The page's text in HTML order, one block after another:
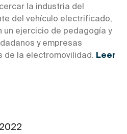
la industria del
del vehículo electrificado,
un ejercicio de pedagogía y
y empresas
de la electromovilidad. Leer